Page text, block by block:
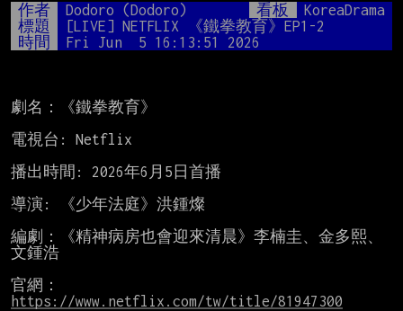
Mute
作者 Dodoro (Dodoro) 看板
KoreaDrama
標題
[LIVE] NETFLIX 《鐵拳教育》EP1-2
時間
Fri Jun  5 16:13:51 2026
劇名：《鐵拳教育》
電視台: Netflix
播出時間: 2026年6月5日首播
導演: 《少年法庭》洪鍾燦
編劇：《精神病房也會迎來清晨》李楠圭、金多熙、
文鍾浩
https://www.netflix.com/tw/title/81947300